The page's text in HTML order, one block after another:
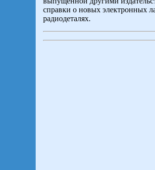
справки о новых электронных
радиодеталях.